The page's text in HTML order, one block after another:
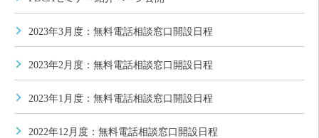
2023年3月度：無料電話相談窓口開設日程
2023年2月度：無料電話相談窓口開設日程
2023年1月度：無料電話相談窓口開設日程
2022年12月度：無料電話相談窓口開設日程